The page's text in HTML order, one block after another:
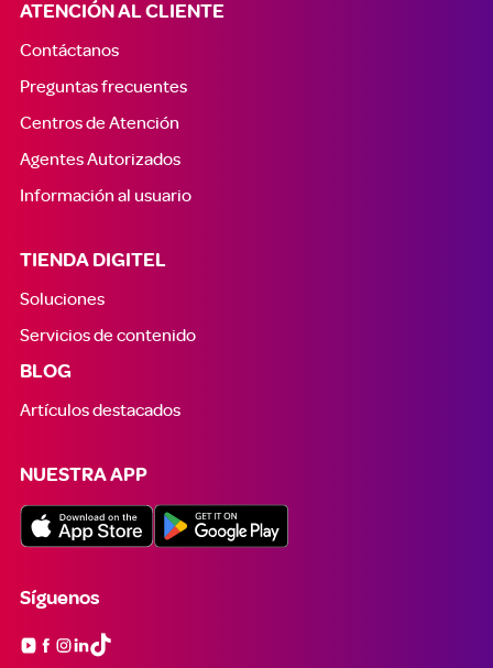
ATENCIÓN AL CLIENTE
Contáctanos
Preguntas frecuentes
Centros de Atención
Agentes Autorizados
Información al usuario
TIENDA DIGITEL
Soluciones
Servicios de contenido
BLOG
Artículos destacados
NUESTRA APP
Síguenos
